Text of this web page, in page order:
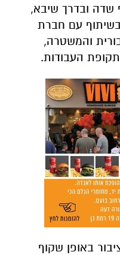
שדה ובדרך שיבא,
עם חברת
והמשטרה,
העבודות.
באופן שקוף